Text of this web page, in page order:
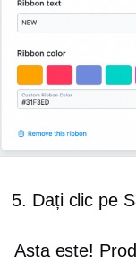
Dați clic pe
Asta este!